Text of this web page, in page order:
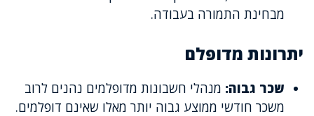
מבחינת התמורה בעבודה.
יתרונות מדופלם
שכר גבוה: מנהלי חשבונות מדופלמים נהנים לרוב
משכר חודשי ממוצע גבוה יותר מאלו שאינם דופלמים.